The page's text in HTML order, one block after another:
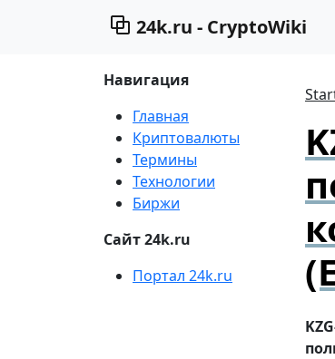
24k.ru - CryptoWiki
Навигация
Главная
Криптовалюты
Термины
Технологии
Биржи
Сайт 24k.ru
Портал 24k.ru